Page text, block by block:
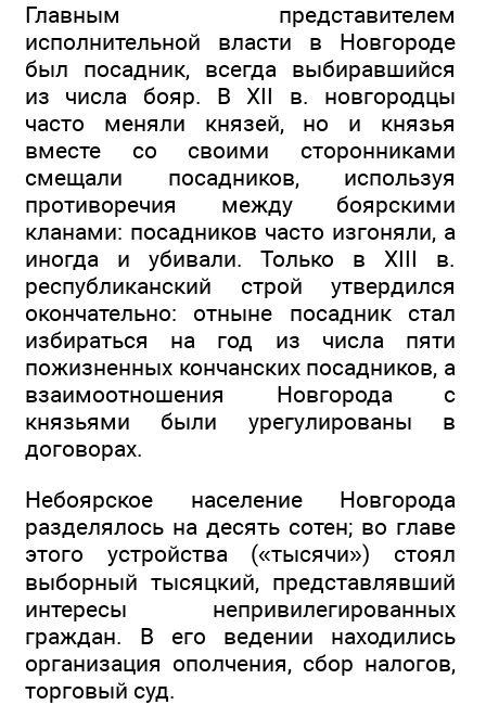
Главным представителем
исполнительной власти в Новгороде
был посадник, всегда выбиравшийся
из числа бояр. В XII в. новгородцы
часто меняли князей, но и князья
вместе со своими сторонниками
смещали посадников, используя
противоречия между боярскими
кланами: посадников часто изгоняли, а
иногда и убивали. Только в XIII в.
республиканский строй утвердился
окончательно: отныне посадник стал
избираться на год из числа пяти
пожизненных кончанских посадников, а
взаимоотношения Новгорода с
князьями были урегулированы в
договорах.
Небоярское население Новгорода
разделялось на десять сотен; во главе
этого устройства («тысячи») стоял
выборный тысяцкий, представлявший
интересы непривилегированных
граждан. В его ведении находились
организация ополчения, сбор налогов,
торговый суд.